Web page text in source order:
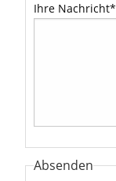
Ihre Nachricht*
Absenden